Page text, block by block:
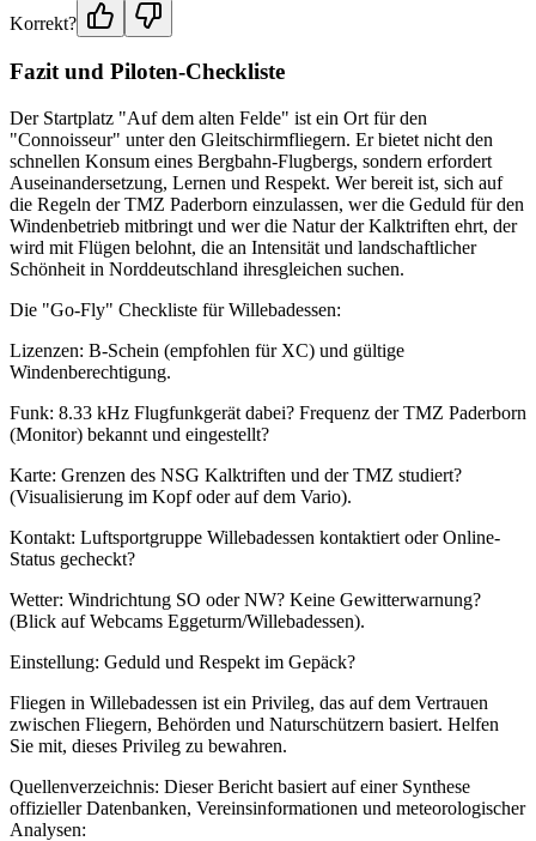
Korrekt?
Fazit und Piloten-Checkliste
Der Startplatz "Auf dem alten Felde" ist ein Ort für den
"Connoisseur" unter den Gleitschirmfliegern. Er bietet nicht den
schnellen Konsum eines Bergbahn-Flugbergs, sondern erfordert
Auseinandersetzung, Lernen und Respekt. Wer bereit ist, sich auf
die Regeln der TMZ Paderborn einzulassen, wer die Geduld für den
Windenbetrieb mitbringt und wer die Natur der Kalktriften ehrt, der
wird mit Flügen belohnt, die an Intensität und landschaftlicher
Schönheit in Norddeutschland ihresgleichen suchen.
Die "Go-Fly" Checkliste für Willebadessen:
Lizenzen: B-Schein (empfohlen für XC) und gültige
Windenberechtigung.
Funk: 8.33 kHz Flugfunkgerät dabei? Frequenz der TMZ Paderborn
(Monitor) bekannt und eingestellt?
Karte: Grenzen des NSG Kalktriften und der TMZ studiert?
(Visualisierung im Kopf oder auf dem Vario).
Kontakt: Luftsportgruppe Willebadessen kontaktiert oder Online-
Status gecheckt?
Wetter: Windrichtung SO oder NW? Keine Gewitterwarnung?
(Blick auf Webcams Eggeturm/Willebadessen).
Einstellung: Geduld und Respekt im Gepäck?
Fliegen in Willebadessen ist ein Privileg, das auf dem Vertrauen
zwischen Fliegern, Behörden und Naturschützern basiert. Helfen
Sie mit, dieses Privileg zu bewahren.
Quellenverzeichnis: Dieser Bericht basiert auf einer Synthese
offizieller Datenbanken, Vereinsinformationen und meteorologischer
Analysen: